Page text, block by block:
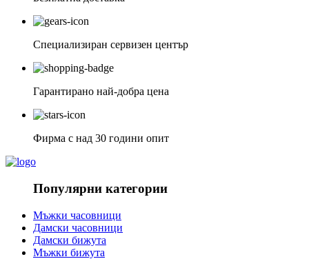
Специализиран сервизен център
Гарантирано най-добра цена
Фирма с над 30 години опит
Популярни категории
Мъжки часовници
Дамски часовници
Дамски бижута
Мъжки бижута